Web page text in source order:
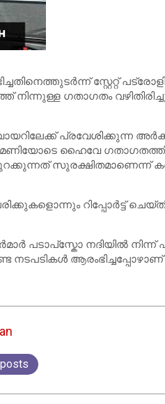
സ്റ്റേറ്റ്
നിന്നുള്ള ഗതാഗതം
പ്രവേശിക്കുന്ന
മണിയോടെ ഹൈവേ
സുരക്ഷിതമാണെന്ന്
റിപ്പോർട്ട്
പടാപ്‌സ്കോ നദിയിൽ
നടപടികൾ